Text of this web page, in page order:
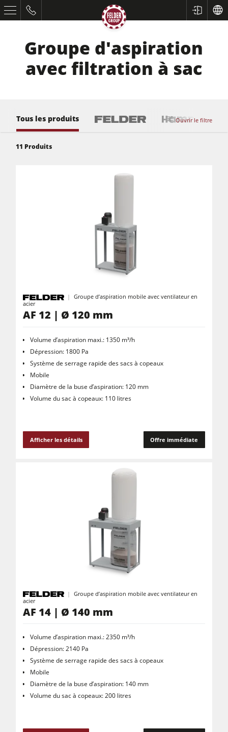
Scies circulaires-toupies
Machines combinées à 5 fonctions
Centres d’usinage-CNC
Ponceuses à larges bandes
Ponceuses longue-bande et ponceuses de chants
Machine à brosser et ponceuse à brosse
Scies à ruban
Perceuses/Mortaiseuses
Scies à panneaux
Presses à plateaux chauffants & Presses à membrane
Groupe d'aspiration à air purifié
Equipements d'Atelier
Logiciel F4Solutions
Automatisation & Manutention des matériaux
Groupe d'aspiration
avec filtration à sac
Ouvrir le filtre
Tous les produits
11 Produits
Groupe d’aspiration mobile avec ventilateur en
acier
AF 12 | Ø 120 mm
Volume d’aspiration maxi.: 1350 m³/h
Dépression: 1800 Pa
Système de serrage rapide des sacs à copeaux
Mobile
Diamètre de la buse d’aspiration: 120 mm
Volume du sac à copeaux: 110 litres
Afficher les détails Offre immédiate
Groupe d’aspiration mobile avec ventilateur en
acier
AF 14 | Ø 140 mm
Volume d’aspiration maxi.: 2350 m³/h
Dépression: 2140 Pa
Système de serrage rapide des sacs à copeaux
Mobile
Diamètre de la buse d’aspiration: 140 mm
Volume du sac à copeaux: 200 litres